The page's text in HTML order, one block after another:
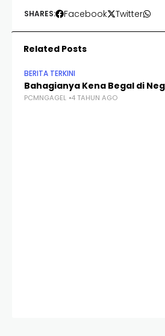
SHARES: Facebook Twitter
Related Posts
BERITA TERKINI
Bahagianya Kena Begal di
PCMNGAGEL 4 TAHUN AGO